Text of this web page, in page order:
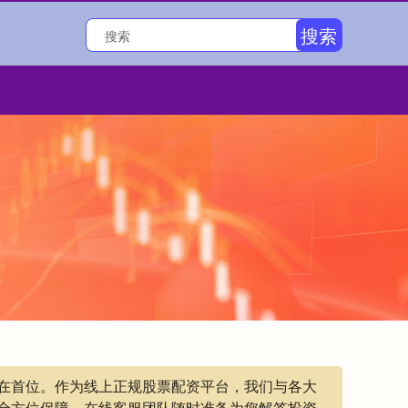
搜索
位。作为线上正规股票配资平台，我们与各大